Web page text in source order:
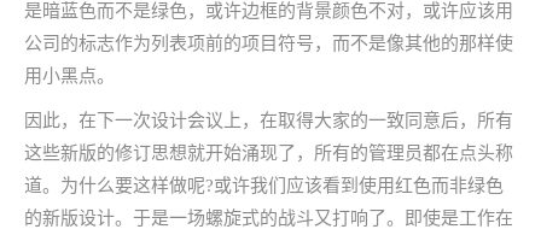
是暗蓝色而不是绿色，或许边框的背景颜色不对，或许应该用
公司的标志作为列表项前的项目符号，而不是像其他的那样使
用小黑点。
因此，在下一次设计会议上，在取得大家的一致同意后，所有
这些新版的修订思想就开始涌现了，所有的管理员都在点头称
道。为什么要这样做呢?或许我们应该看到使用红色而非绿色
的新版设计。于是一场螺旋式的战斗又打响了。即使是工作在